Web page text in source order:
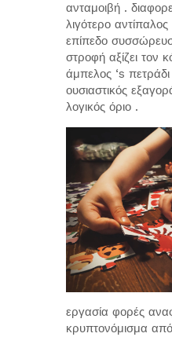
ανταμοιβή .
λιγότερο
επίπεδο
στροφή αξίζει τον
άμπελος ‘s πετράδι
ουσιαστικός
λογικός όριο .
εργασία φορές
κρυπτονόμισμα